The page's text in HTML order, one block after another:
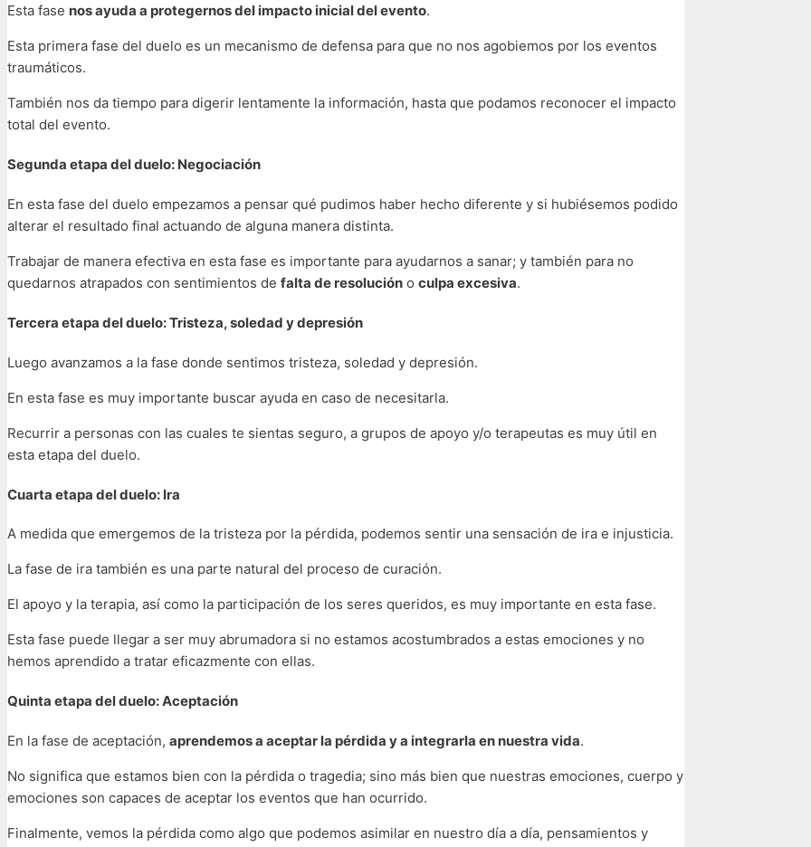
Esta fase nos ayuda a protegernos del impacto inicial del evento.
Esta primera fase del duelo es un mecanismo de defensa para que no nos agobiemos por los eventos
traumáticos.
También nos da tiempo para digerir lentamente la información, hasta que podamos reconocer el impacto
total del evento.
Segunda etapa del duelo: Negociación
En esta fase del duelo empezamos a pensar qué pudimos haber hecho diferente y si hubiésemos podido
alterar el resultado final actuando de alguna manera distinta.
Trabajar de manera efectiva en esta fase es importante para ayudarnos a sanar; y también para no
quedarnos atrapados con sentimientos de falta de resolución o culpa excesiva.
Tercera etapa del duelo: Tristeza, soledad y depresión
Luego avanzamos a la fase donde sentimos tristeza, soledad y depresión.
En esta fase es muy importante buscar ayuda en caso de necesitarla.
Recurrir a personas con las cuales te sientas seguro, a grupos de apoyo y/o terapeutas es muy útil en
esta etapa del duelo.
Cuarta etapa del duelo: Ira
A medida que emergemos de la tristeza por la pérdida, podemos sentir una sensación de ira e injusticia.
La fase de ira también es una parte natural del proceso de curación.
El apoyo y la terapia, así como la participación de los seres queridos, es muy importante en esta fase.
Esta fase puede llegar a ser muy abrumadora si no estamos acostumbrados a estas emociones y no
hemos aprendido a tratar eficazmente con ellas.
Quinta etapa del duelo: Aceptación
En la fase de aceptación, aprendemos a aceptar la pérdida y a integrarla en nuestra vida.
No significa que estamos bien con la pérdida o tragedia; sino más bien que nuestras emociones, cuerpo y
emociones son capaces de aceptar los eventos que han ocurrido.
Finalmente, vemos la pérdida como algo que podemos asimilar en nuestro día a día, pensamientos y